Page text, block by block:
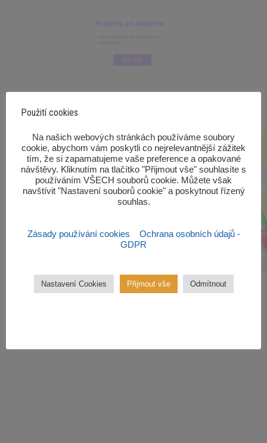
Použití cookies
‎Na našich webových stránkách používáme soubory
cookie, abychom vám poskytli co nejrelevantnější zážitek
tím, že si zapamatujeme vaše preference a opakované
návštěvy. Kliknutím na tlačítko "Přijmout vše" souhlasíte s
používáním VŠECH souborů cookie. Můžete však
navštívit "Nastavení souborů cookie" a poskytnout řízený
souhlas.‎
Zásady používání cookies
Ochrana osobních údajů -
GDPR
Nastavení Cookies Přijmout vše Odmítnout